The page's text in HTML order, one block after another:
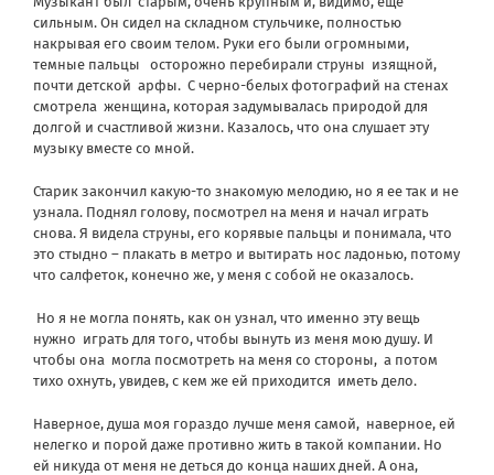
сильным. Он сидел на складном стульчике, полностью
накрывая его своим телом. Руки его были огромными,
темные пальцы
осторожно перебирали струны изящной,
почти детской арфы. С черно-белых фотографий на стенах
смотрела женщина, которая задумывалась природой для
долгой и счастливой жизни. Казалось, что она слушает эту
музыку вместе со мной.
Старик закончил какую-то знакомую мелодию, но я ее так и не
узнала. Поднял голову, посмотрел на меня и начал играть
снова. Я видела струны, его корявые пальцы и понимала, что
это стыдно – плакать в метро и вытирать нос ладонью, потому
что салфеток, конечно же, у меня с собой не оказалось.
Но я не могла понять, как он узнал, что именно эту вещь
нужно играть для того, чтобы вынуть из меня мою душу. И
чтобы она могла посмотреть на меня со стороны, а потом
тихо охнуть, увидев, с кем же ей приходится иметь дело.
Наверное, душа моя гораздо лучше меня самой, наверное, ей
нелегко и порой даже противно жить в такой компании. Но
ей никуда от меня не деться до конца наших дней. А она,